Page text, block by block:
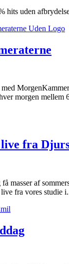
hits uden
morgen mellem
fra
masser af
fra vores studie